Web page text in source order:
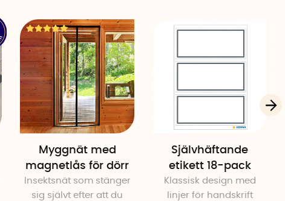
Myggnät med
magnetlås för dörr
Insektsnät som stänger
sig självt efter att du
Självhäftande
etikett 18-pack
Klassisk design med
linjer för handskrift